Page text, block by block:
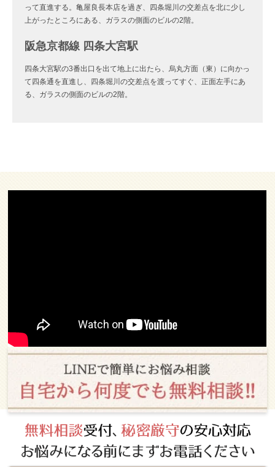
って直進する。亀屋良長本店を過ぎ、四条堀川の交差点を北に少し
上がったところにある、ガラスの側面のビルの2階。
阪急京都線 四条大宮駅
四条大宮駅の3番出口を出て地上に出たら、烏丸方面（東）に向かっ
て四条通を直進し、四条堀川の交差点を渡ってすぐ、正面左手にあ
る、ガラスの側面のビルの2階。